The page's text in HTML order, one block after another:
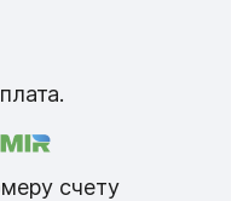
счету